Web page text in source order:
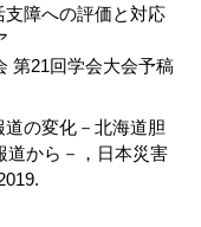
障への評価と対応
第21回学会大会予稿
の変化－北海道胆
道から－，日本災害